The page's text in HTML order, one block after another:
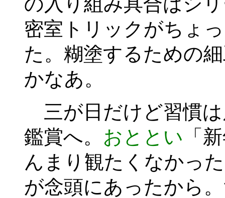
密室トリックがちょ
た。糊塗するための
かなあ。
三が日だけど習慣
鑑賞へ。 おととい 「
んまり観たくなかっ
が念頭にあったから